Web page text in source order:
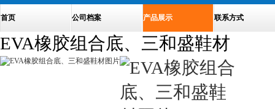
首页 公司档案 产品展示 联系方式
EVA橡胶组合底、三和盛鞋材